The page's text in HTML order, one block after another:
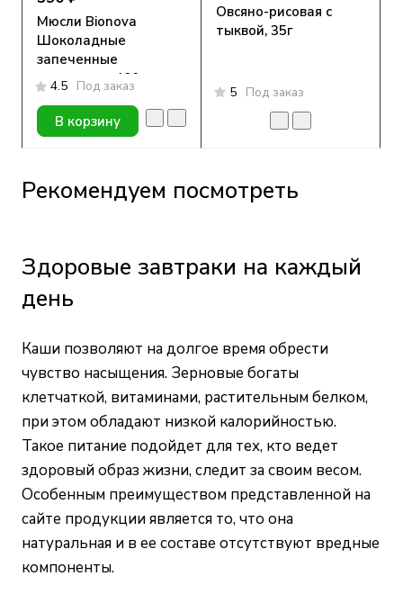
Мюсли Bionova
Шоколадные
запеченные
хрустящие, 400г
4.5 Под заказ
В корзину
Овсяно-рисовая с
тыквой, 35г
5 Под заказ
Рекомендуем посмотреть
Здоровые завтраки на каждый
день
Каши позволяют на долгое время обрести
чувство насыщения. Зерновые богаты
клетчаткой, витаминами, растительным белком,
при этом обладают низкой калорийностью.
Такое питание подойдет для тех, кто ведет
здоровый образ жизни, следит за своим весом.
Особенным преимуществом представленной на
сайте продукции является то, что она
натуральная и в ее составе отсутствуют вредные
компоненты.